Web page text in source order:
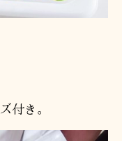
付き。